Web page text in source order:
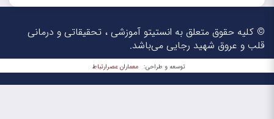
© کلیه حقوق متعلق به انستیتو آموزشی ، تحقیقاتی و درمانی
قلب و عروق شهید رجایی می‌باشد.
توسعه و طراحی: معماران عصر‌ارتباط